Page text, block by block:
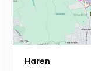
Haren